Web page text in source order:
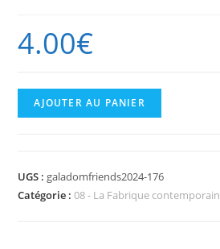
4.00€
quantité
de
260524-
176.jpg
AJOUTER AU PANIER
UGS : galadomfriends2024-176
Catégorie :08 - La Fabrique contemporain